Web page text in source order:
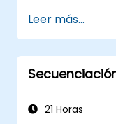
Conocer
transporte
Leer más...
21 Horas